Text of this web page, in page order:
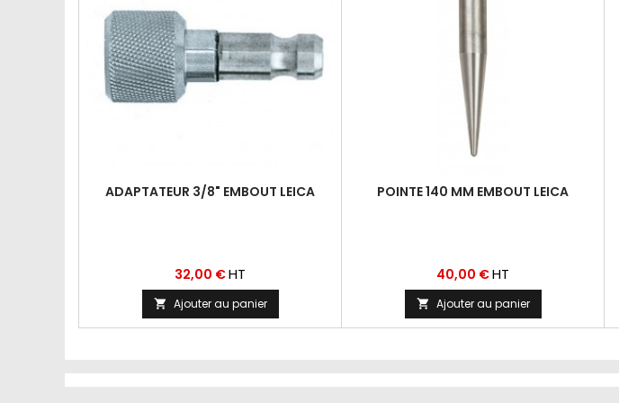
ADAPTATEUR 3/8" EMBOUT LEICA
Prix
32,00 €HT
 Ajouter au panier
POINTE 140 MM EMBOUT LEICA
Prix
40,00 €HT
 Ajouter au panier